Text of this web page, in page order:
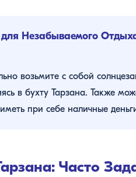
Незабываемого
возьмите с собой
в бухту Тарзана. Также
при себе наличные
Часто